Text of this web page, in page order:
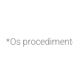
*Os